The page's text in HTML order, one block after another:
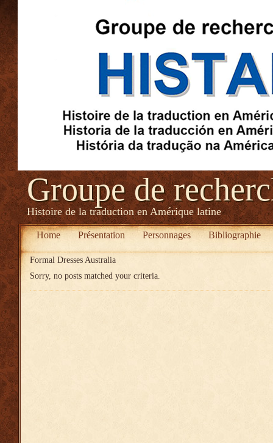
Groupe de
Histoire de la traduction en Amérique latine
Home Présentation Personnages Bibliographie
Formal Dresses Australia
Sorry, no posts matched your criteria.